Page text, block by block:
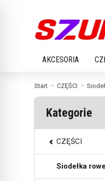
AKCESORIA
Start CZĘŚCI
Kategorie
CZĘŚCI
Siodełka